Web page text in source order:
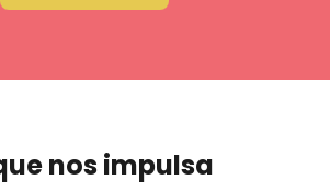
nos impulsa